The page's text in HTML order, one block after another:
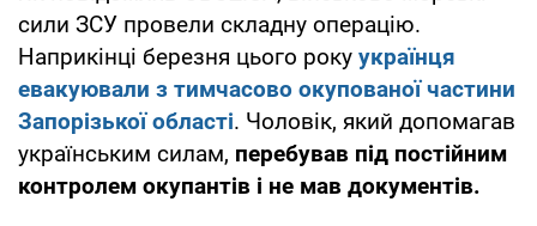
сили ЗСУ провели складну операцію.
Наприкінці березня цього року українця
евакуювали з тимчасово окупованої частини
Запорізької області. Чоловік, який допомагав
українським силам, перебував під постійним
контролем окупантів і не мав документів.